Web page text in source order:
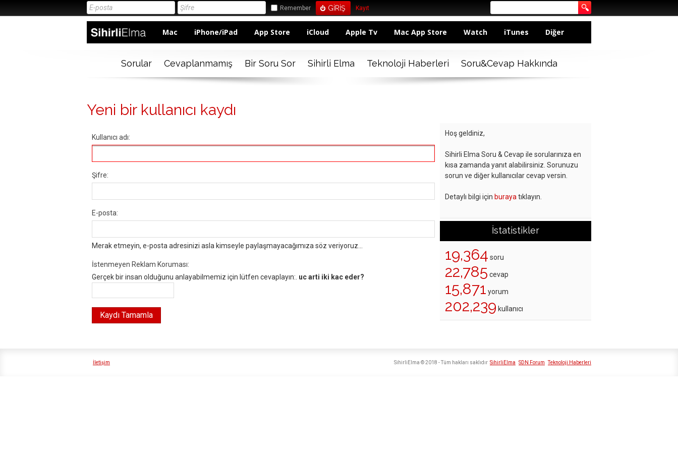
Remember Kayıt
Mac iPhone/iPad App Store iCloud Apple Tv Mac App Store Watch iTunes Diğer
Sorular Cevaplanmamış Bir Soru Sor Sihirli Elma Teknoloji Haberleri Soru&Cevap Hakkında
Yeni bir kullanıcı kaydı
Kullanıcı adı:
Şifre:
E-posta:
Merak etmeyin, e-posta adresinizi asla kimseyle paylaşmayacağımıza söz veriyoruz...
İstenmeyen Reklam Koruması:
Gerçek bir insan olduğunu anlayabilmemiz için lütfen cevaplayın:. uc arti iki kac eder?
Hoş geldiniz,
Sihirli Elma Soru & Cevap ile sorularınıza en
kısa zamanda yanıt alabilirsiniz. Sorunuzu
sorun ve diğer kullanıcılar cevap versin.
Detaylı bilgi için buraya tıklayın.
İstatistikler
19,364 soru
22,785 cevap
15,871 yorum
202,239 kullanıcı
İletişim SihirliElma SDN Forum Teknoloji Haberleri
SihirliElma © 2018 - Tüm hakları saklıdır